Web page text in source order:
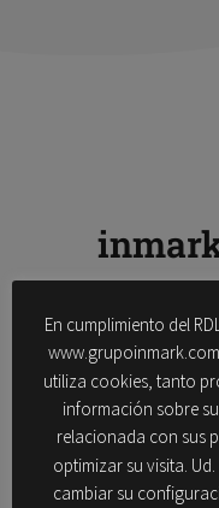
EUROPA
España| Madrid
En cumplimiento del
www.grupoinmark.com
utiliza cookies, tanto
información sobre
relacionada con sus
optimizar su visita.
cambiar su